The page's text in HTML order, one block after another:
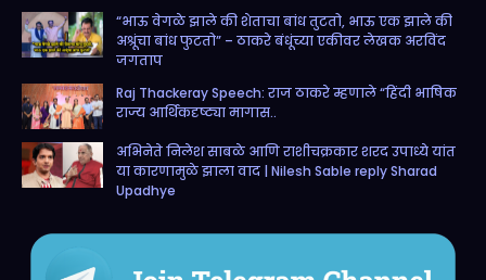
“भाऊ वेगळे झाले की शेताचा बांध तुटतो, भाऊ एक झाले की
अश्रूंचा बांध फुटतो” – ठाकरे बंधूंच्या एकीवर लेखक अरविंद
जगताप
Raj Thackeray Speech: राज ठाकरे म्हणाले “हिंदी भाषिक
राज्य आर्थिकदृष्ट्या मागास..
अभिनेते निलेश साबळे आणि राशीचक्रकार शरद उपाध्ये यांत
या कारणामुळे झाला वाद | Nilesh Sable reply Sharad
Upadhye